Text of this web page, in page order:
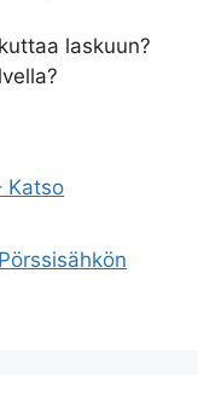
laskuun?
Katso